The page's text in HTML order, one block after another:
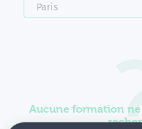
Paris
Aucune formation